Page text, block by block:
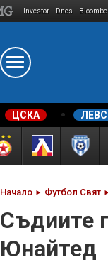
Investor Dnes
ЦСКА
Начало Футбол Свят
Съдиите
Юнайтед